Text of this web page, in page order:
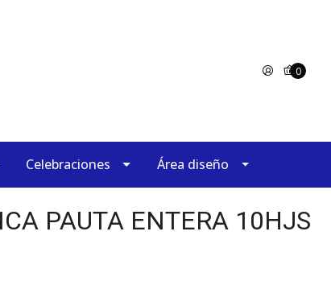
0
Celebraciones Área diseño
PAUTA ENTERA 10HJS